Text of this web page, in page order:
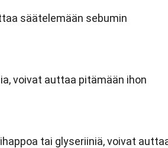
säätelemään sebumin
voivat auttaa pitämään ihon
tai glyseriiniä, voivat